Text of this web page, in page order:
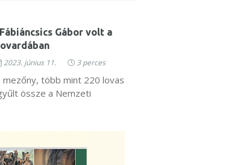
Gábor volt a
2023. június 11. 3 perces
több mint 220 lovas
össze a Nemzeti